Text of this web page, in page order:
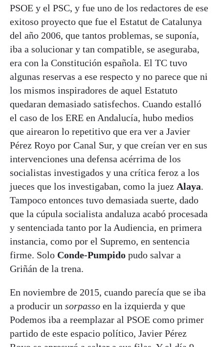
PSOE y el PSC, y fue uno de los redactores de ese
exitoso proyecto que fue el Estatut de Catalunya
del año 2006, que tantos problemas, se suponía,
iba a solucionar y tan compatible, se aseguraba,
era con la Constitución española. El TC tuvo
algunas reservas a ese respecto y no parece que ni
los mismos inspiradores de aquel Estatuto
quedaran demasiado satisfechos. Cuando estalló
el caso de los ERE en Andalucía, hubo medios
que airearon lo repetitivo que era ver a Javier
Pérez Royo por Canal Sur, y que creían ver en sus
intervenciones una defensa acérrima de los
socialistas investigados y una crítica feroz a los
jueces que los investigaban, como la juez Alaya.
Tampoco entonces tuvo demasiada suerte, dado
que la cúpula socialista andaluza acabó procesada
y sentenciada tanto por la Audiencia, en primera
instancia, como por el Supremo, en sentencia
firme. Solo Conde-Pumpido pudo salvar a
Griñán de la trena.
En noviembre de 2015, cuando parecía que se iba
a producir un sorpasso en la izquierda y que
Podemos iba a reemplazar al PSOE como primer
partido de este espacio político, Javier Pérez